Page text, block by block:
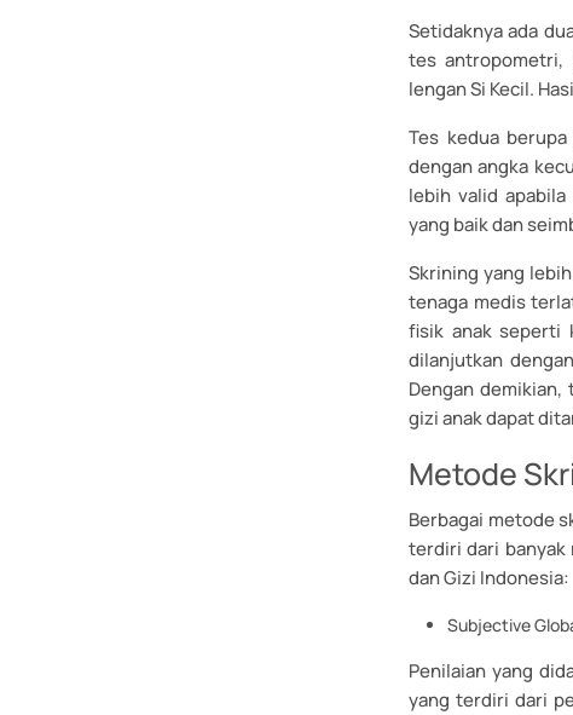
Setidaknya ada
tes antropometri,
lengan Si Kecil.
Tes kedua
dengan angka
lebih valid
yang baik dan
Skrining yang
tenaga medis
fisik anak seperti
dilanjutkan
Dengan
gizi anak dapat
Metode
Berbagai metode
terdiri dari banyak
dan Gizi Indonesia:
Subjective
Penilaian yang
yang terdiri dari